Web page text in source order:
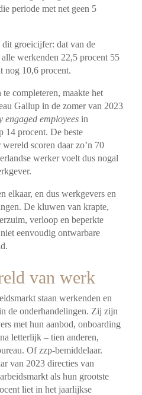
periode met net geen 5
groeicijfer: dat van de
werkenden 22,5 procent 55
nog 10,6 procent.
completeren, maakte het
Gallup in de zomer van 2023
engaged employees in
14 procent. De beste
scoren daar zo’n 70
werker voelt dus nogal
elkaar, en dus werkgevers en
De kluwen van krapte,
verloop en beperkte
eenvoudig ontwarbare
van werk
staan werkenden en
de onderhandelingen. Zij zijn
met hun aanbod, onboarding
letterlijk – tien anderen,
Of zzp-bemiddelaar.
van 2023 directies van
als hun grootste
liet in het jaarlijkse